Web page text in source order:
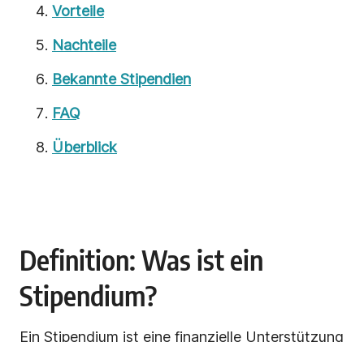
Vorteile
Nachteile
Bekannte Stipendien
FAQ
Überblick
Definition: Was ist ein
Stipendium?
Ein Stipendium ist eine finanzielle Unterstützung